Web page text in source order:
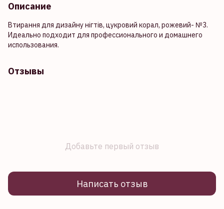
Описание
Втирання для дизайну нігтів, цукровий корал, рожевий- №3.
Идеально подходит для профессионального и домашнего
использования.
Отзывы
Добавьте первый отзыв
Написать отзыв